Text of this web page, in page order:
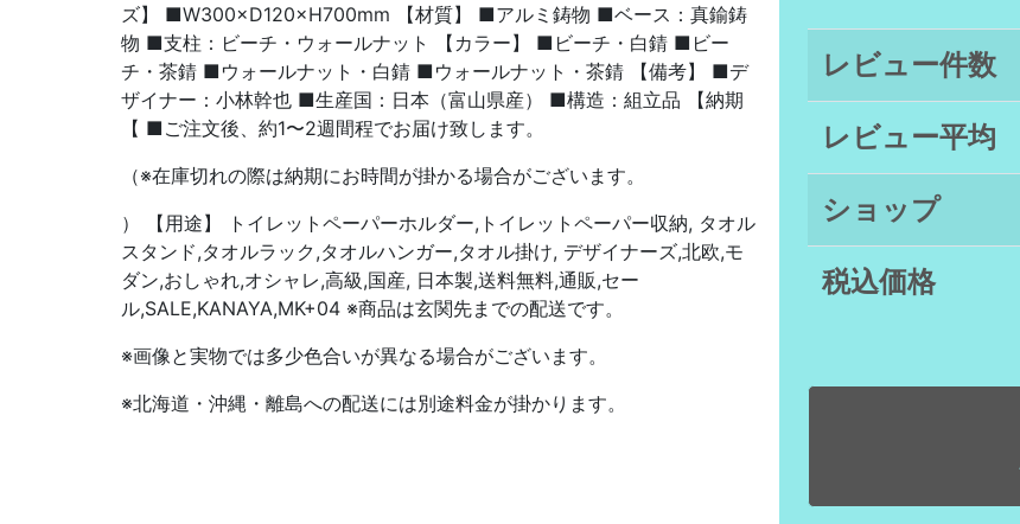
ズ】 ■W300×D120×H700mm 【材質】 ■アルミ鋳物 ■ベース：真鍮鋳
物 ■支柱：ビーチ・ウォールナット 【カラー】 ■ビーチ・白錆 ■ビー
チ・茶錆 ■ウォールナット・白錆 ■ウォールナット・茶錆 【備考】 ■デ
ザイナー：小林幹也 ■生産国：日本（富山県産） ■構造：組立品 【納期
【 ■ご注文後、約1〜2週間程でお届け致します。
（※在庫切れの際は納期にお時間が掛かる場合がございます。
） 【用途】 トイレットペーパーホルダー,トイレットペーパー収納, タオル
スタンド,タオルラック,タオルハンガー,タオル掛け, デザイナーズ,北欧,モ
ダン,おしゃれ,オシャレ,高級,国産, 日本製,送料無料,通販,セー
ル,SALE,KANAYA,MK+04 ※商品は玄関先までの配送です。
※画像と実物では多少色合いが異なる場合がございます。
※北海道・沖縄・離島への配送には別途料金が掛かります。
レビュー件数
レビュー平均
ショップ
税込価格